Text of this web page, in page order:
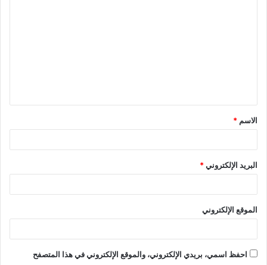
الاسم *
البريد الإلكتروني*
الموقع الإلكتروني
احفظ اسمي، بريدي الإلكتروني، والموقع الإلكتروني في هذا المتصفح